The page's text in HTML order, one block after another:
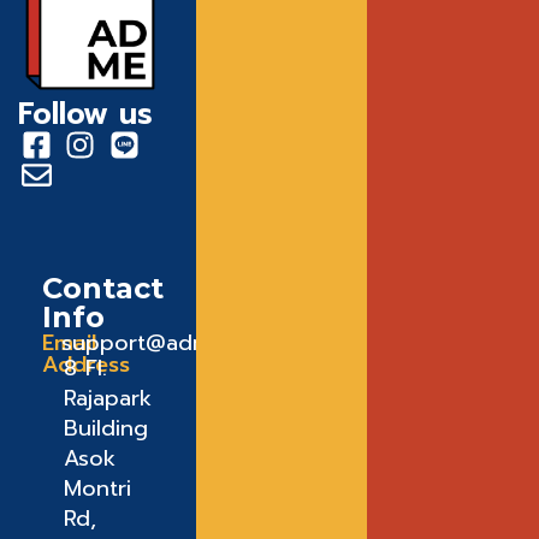
Follow us
Contact
Info
Email
support@admeadme.co
Address
8 FI.
Rajapark
Building
Asok
Montri
Rd,